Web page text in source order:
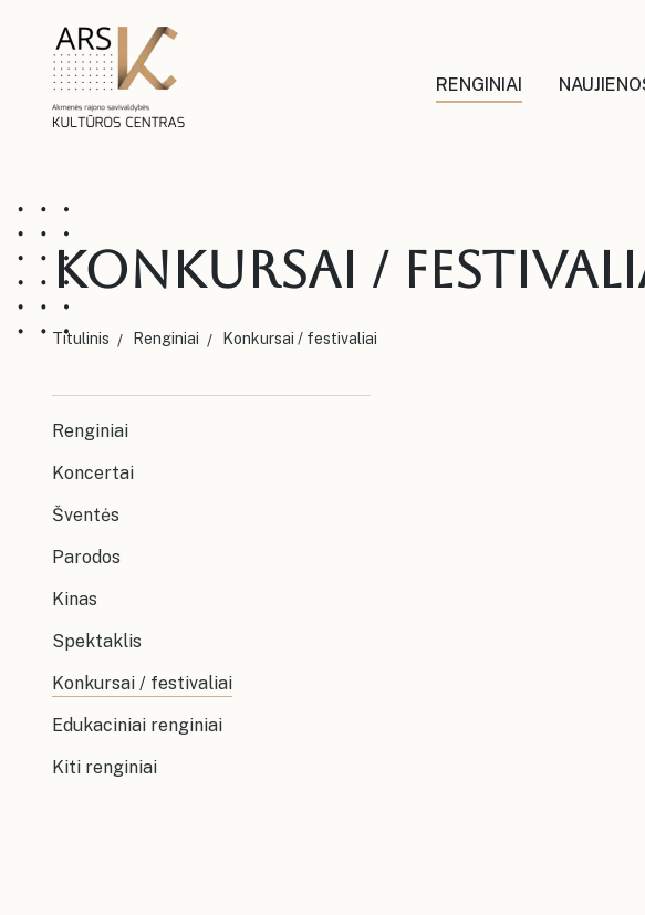
RENGINIAI
Konkursai /
Titulinis Renginiai Konkursai / festivaliai
Renginiai
Koncertai
Šventės
Parodos
Kinas
Spektaklis
Konkursai / festivaliai
Edukaciniai renginiai
Kiti renginiai